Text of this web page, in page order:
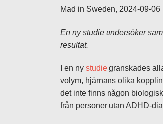
Mad in Sweden, 2024-09-06
En ny studie undersöker
resultat.
I en ny studie granskades
volym, hjärnans olika
det inte finns någon
från personer utan ADHD-